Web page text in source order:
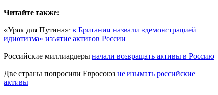
Читайте также:
«Урок для Путина»: в Британии назвали «демонстрацией
идиотизма» изъятие активов России
Российские миллиардеры начали возвращать активы в Россию
Две страны попросили Евросоюз не изымать российские
активы